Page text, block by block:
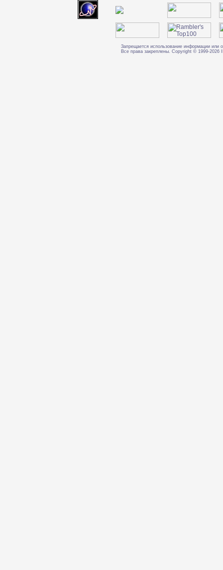
Запрещается использование информации или
Все права закреплены. Copyright © 1999-